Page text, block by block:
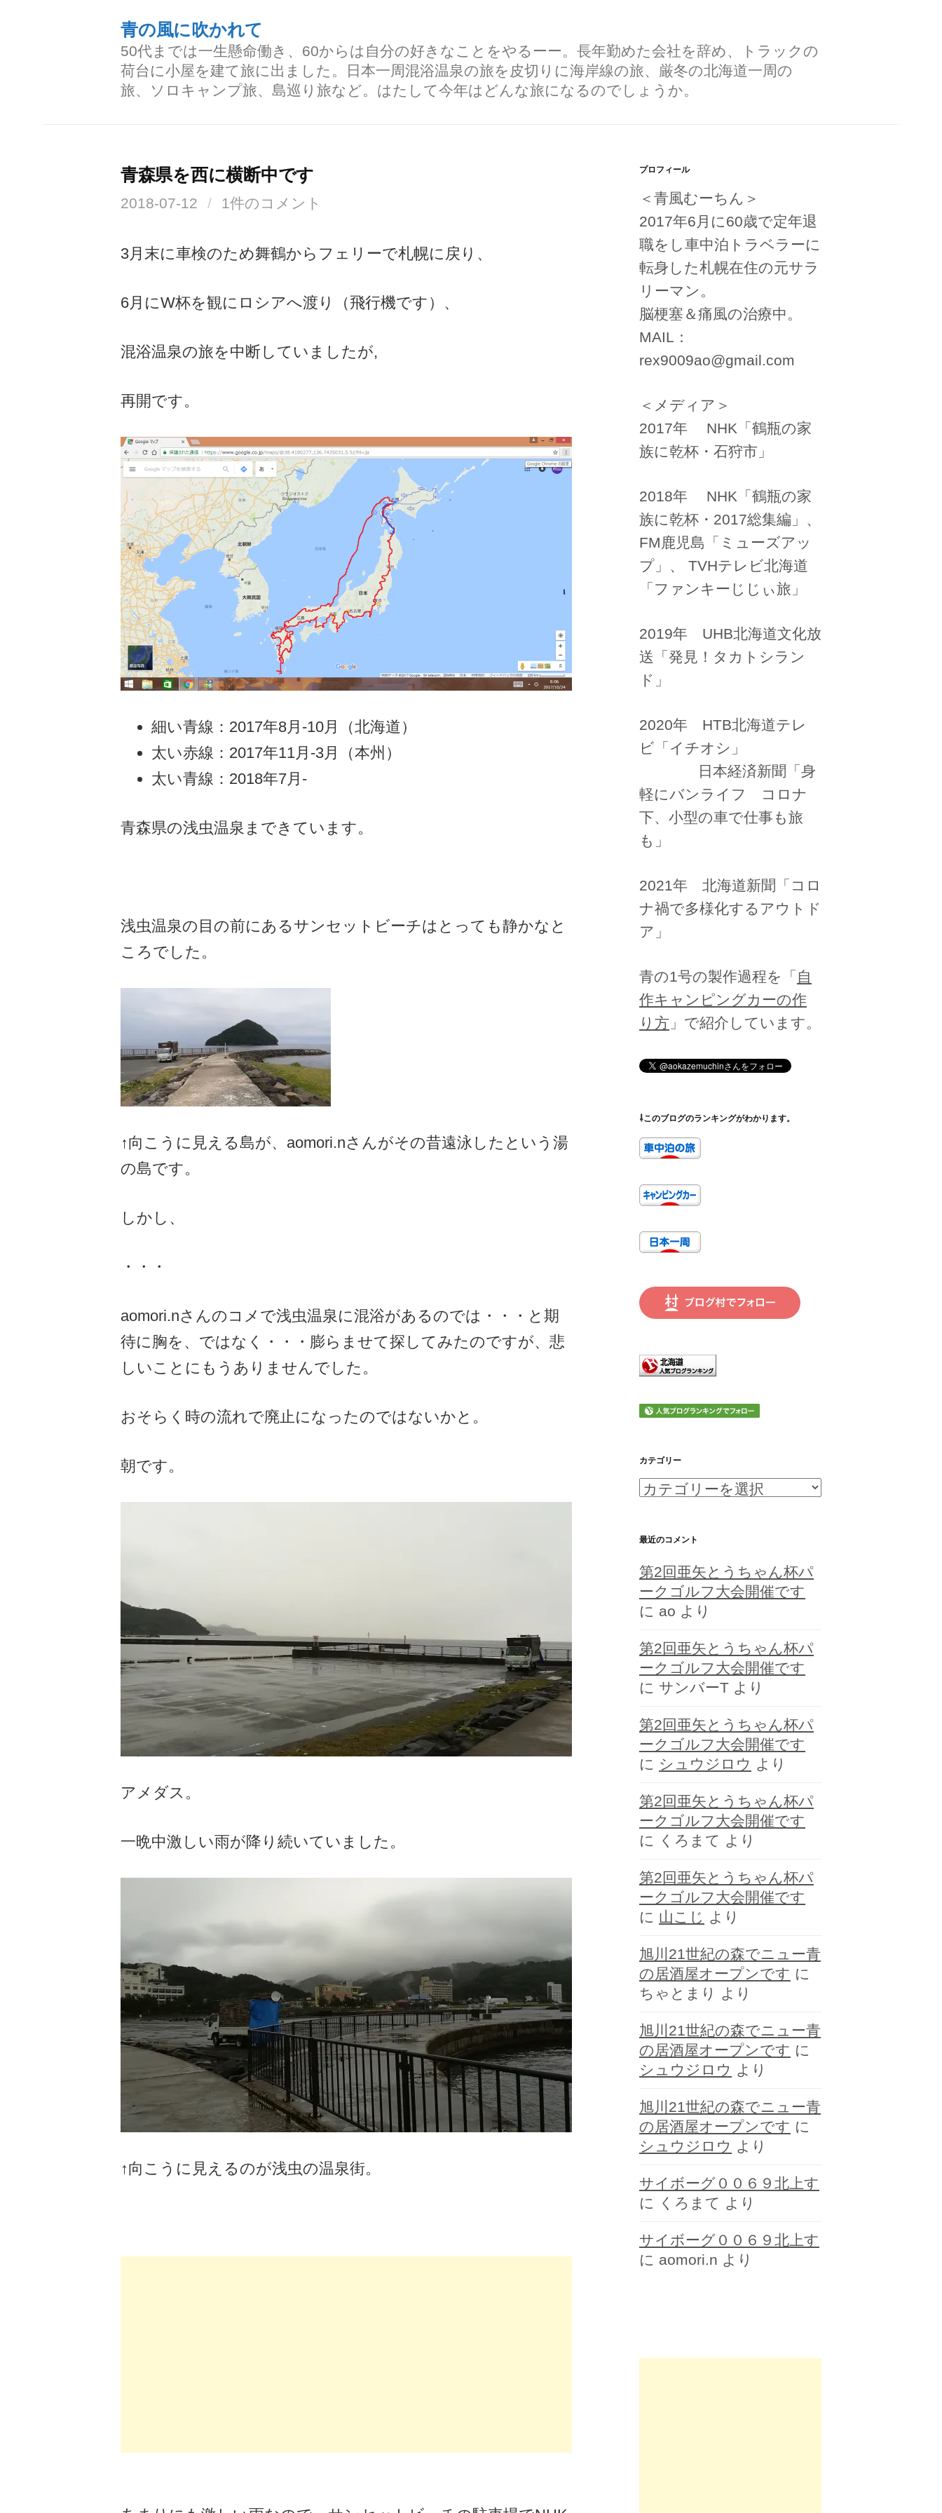
青の風に吹かれて
50代までは一生懸命働き、60からは自分の好きなことをやるーー。長年勤めた会社を辞め、トラックの
荷台に小屋を建て旅に出ました。日本一周混浴温泉の旅を皮切りに海岸線の旅、厳冬の北海道一周の
旅、ソロキャンプ旅、島巡り旅など。はたして今年はどんな旅になるのでしょうか。
青森県を西に横断中です
2018-07-12 / 1件のコメント
3月末に車検のため舞鶴からフェリーで札幌に戻り、
6月にW杯を観にロシアへ渡り（飛行機です）、
混浴温泉の旅を中断していましたが,
再開です。
細い青線：2017年8月-10月（北海道）
太い赤線：2017年11月-3月（本州）
太い青線：2018年7月-
青森県の浅虫温泉まできています。
浅虫温泉の目の前にあるサンセットビーチはとっても静かなと
ころでした。
↑向こうに見える島が、aomori.nさんがその昔遠泳したという湯
の島です。
しかし、
・・・
aomori.nさんのコメで浅虫温泉に混浴があるのでは・・・と期
待に胸を、ではなく・・・膨らませて探してみたのですが、悲
しいことにもうありませんでした。
おそらく時の流れで廃止になったのではないかと。
朝です。
アメダス。
一晩中激しい雨が降り続いていました。
↑向こうに見えるのが浅虫の温泉街。
プロフィール
＜青風むーちん＞
2017年6月に60歳で定年退
職をし車中泊トラベラーに
転身した札幌在住の元サラ
リーマン。
脳梗塞＆痛風の治療中。
MAIL：
rex9009ao@gmail.com
＜メディア＞
2017年 NHK「鶴瓶の家
族に乾杯・石狩市」
2018年 NHK「鶴瓶の家
族に乾杯・2017総集編」、
FM鹿児島「ミューズアッ
プ」、 TVHテレビ北海道
「ファンキーじじぃ旅」
2019年 UHB北海道文化放
送「発見！タカトシラン
ド」
2020年 HTB北海道テレ
ビ「イチオシ」
日本経済新聞「身
軽にバンライフ コロナ
下、小型の車で仕事も旅
も」
2021年 北海道新聞「コロ
ナ禍で多様化するアウトド
ア」
青の1号の製作過程を「 自
作キャンピングカーの作
り方 」で紹介しています。
⇩このブログのランキングがわかります。
カテゴリー
カ
ゴ
ー
最近のコメント
第2回亜矢とうちゃん杯パ
ークゴルフ大会開催です
に ao より
第2回亜矢とうちゃん杯パ
ークゴルフ大会開催です
に サンバーT より
第2回亜矢とうちゃん杯パ
ークゴルフ大会開催です
に シュウジロウ より
第2回亜矢とうちゃん杯パ
ークゴルフ大会開催です
に
くろまて より
第2回亜矢とうちゃん杯パ
ークゴルフ大会開催です
に 山こじ より
旭川21世紀の森でニュー青
の居酒屋オープンです に
ちゃとまり
より
旭川21世紀の森でニュー青
の居酒屋オープンです に
シュウジロウ より
旭川21世紀の森でニュー青
の居酒屋オープンです に
シュウジロウ より
サイボーグ００６９北上す
に
くろまて より
サイボーグ００６９北上す
に aomori.n より